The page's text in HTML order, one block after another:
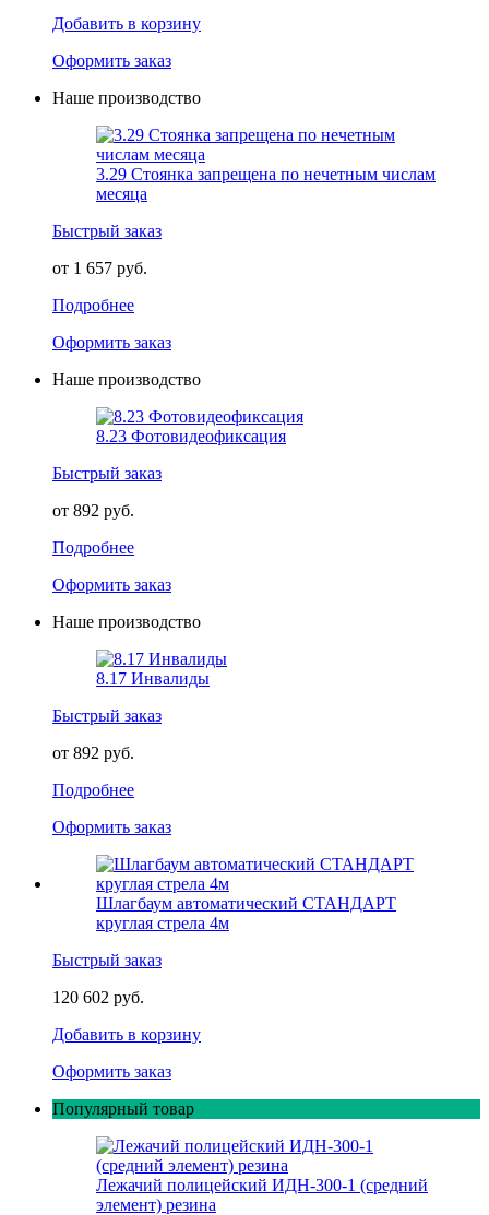
Добавить в корзину
Оформить заказ
Наше производство
3.29 Стоянка запрещена по нечетным числам
месяца
Быстрый заказ
от 1 657 руб.
Подробнее
Оформить заказ
Наше производство
8.23 Фотовидеофиксация
Быстрый заказ
от 892 руб.
Подробнее
Оформить заказ
Наше производство
8.17 Инвалиды
Быстрый заказ
от 892 руб.
Подробнее
Оформить заказ
Шлагбаум автоматический СТАНДАРТ
круглая стрела 4м
Быстрый заказ
120 602 руб.
Добавить в корзину
Оформить заказ
Популярный товар
Лежачий полицейский ИДН-300-1 (средний
элемент) резина